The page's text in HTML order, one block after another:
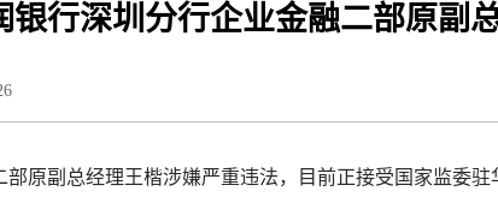
银行深圳分行企业金融二部原副
副总经理王楷涉嫌严重违法，目前正接受国家监委驻